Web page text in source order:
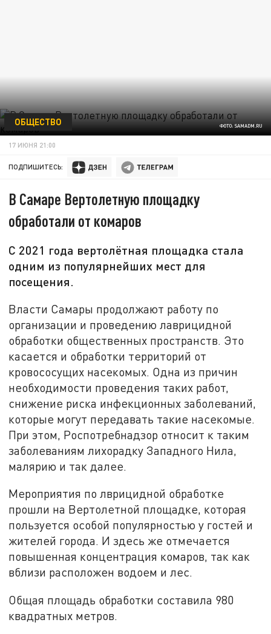
ФОТО: SAMADM.RU
ОБЩЕСТВО
17 ИЮНЯ 21:00
ПОДПИШИТЕСЬ:
В Самаре Вертолетную площадку
обработали от комаров
С 2021 года вертолётная площадка стала
одним из популярнейших мест для
посещения.
Власти Самары продолжают работу по
организации и проведению лаврицидной
обработки общественных пространств. Это
касается и обработки территорий от
кровососущих насекомых. Одна из причин
необходимости проведения таких работ,
снижение риска инфекционных заболеваний,
которые могут передавать такие насекомые.
При этом, Роспотребнадзор относит к таким
заболеваниям лихорадку Западного Нила,
малярию и так далее.
Мероприятия по лврицидной обработке
прошли на Вертолетной площадке, которая
пользуется особой популярностью у гостей и
жителей города. И здесь же отмечается
повышенная концентрация комаров, так как
вблизи расположен водоем и лес.
Общая площадь обработки составила 980
квадратных метров.